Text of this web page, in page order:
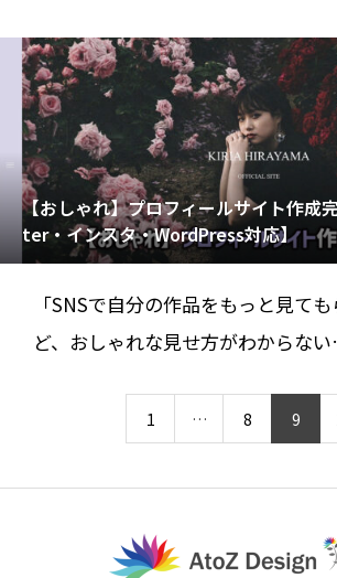
【おしゃれ】プロフィールサイト作成
ter・インスタ・WordPress対応】
「SNSで自分の作品をもっと見て
ど、おしゃれな見せ方がわからな
1 … 8 9